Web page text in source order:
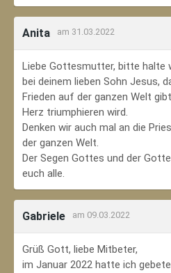
Anita am 31.03.2022
Liebe Gottesmutter, bitte halte
bei deinem lieben Sohn Jesus,
Frieden auf der ganzen Welt
Herz triumphieren wird.
Denken wir auch mal an die
der ganzen Welt.
Der Segen Gottes und der
euch alle.
Gabriele am 09.03.2022
Grüß Gott, liebe Mitbeter,
im Januar 2022 hatte ich